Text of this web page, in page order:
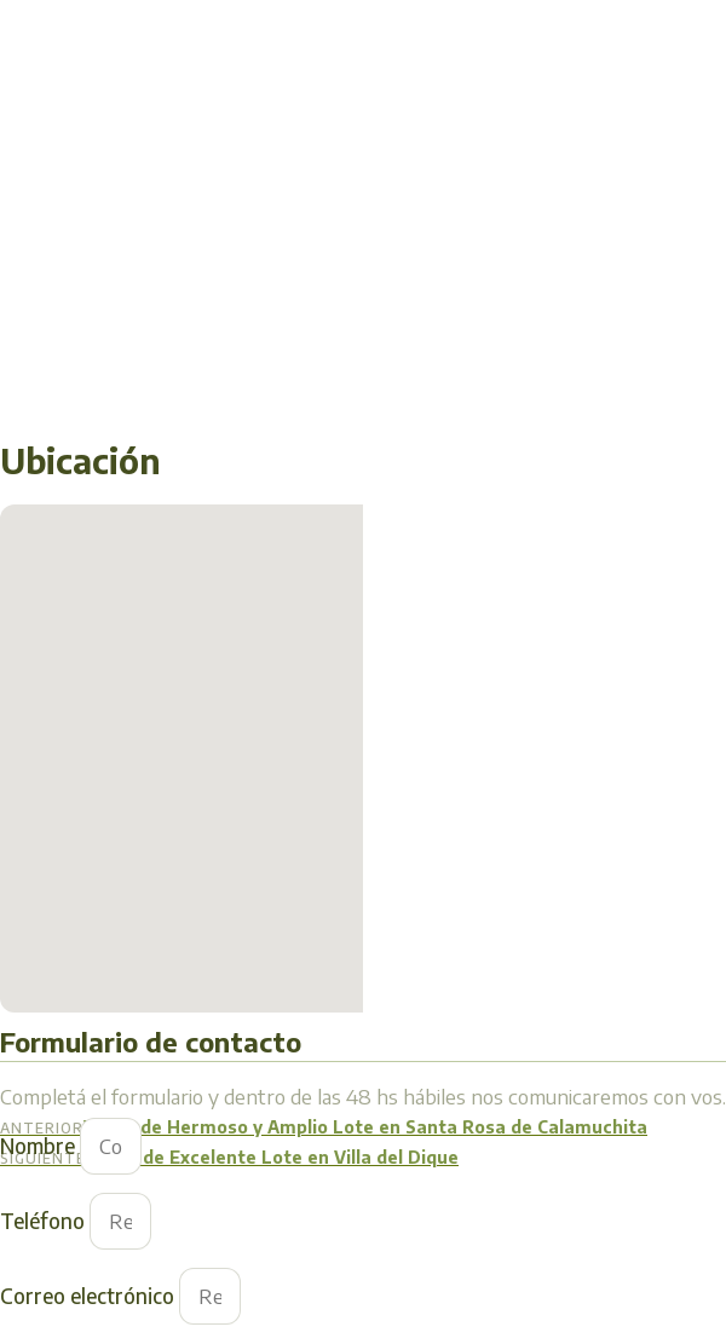
Ubicación
ANTERIORVenta de Hermoso y Amplio Lote en Santa Rosa de Calamuchita
SIGUIENTE Venta de Excelente Lote en Villa del Dique
Formulario de contacto
Completá el formulario y dentro de las 48 hs hábiles nos comunicaremos con vos.
Nombre
Teléfono
Correo electrónico